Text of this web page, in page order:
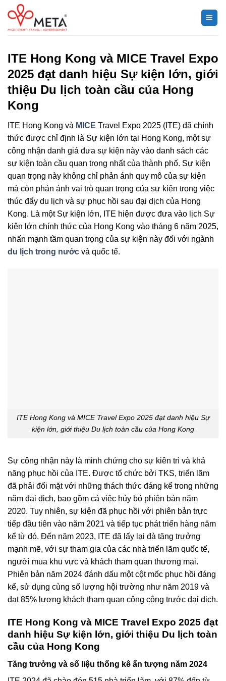
Chuyển
đến
nội
ITE Hong Kong và MICE Travel Expo
2025 đạt danh hiệu Sự kiện lớn, giới
thiệu Du lịch toàn cầu của Hong
Kong
ITE Hong Kong và MICE Travel Expo 2025 (ITE) đã chính
thức được chỉ định là Sự kiện lớn tại Hong Kong, một sự
công nhận danh giá đưa sự kiện này vào danh sách các
sự kiện toàn cầu quan trọng nhất của thành phố. Sự kiện
quan trọng này không chỉ phản ánh quy mô của sự kiện
mà còn phản ánh vai trò quan trọng của sự kiện trong việc
thúc đẩy du lịch và sự phục hồi sau đại dịch của Hong
Kong. Là một Sự kiện lớn, ITE hiện được đưa vào lịch Sự
kiện lớn chính thức của Hong Kong vào tháng 6 năm 2025,
nhấn mạnh tầm quan trọng của sự kiện này đối với ngành
du lịch trong nước và quốc tế.
ITE Hong Kong và MICE Travel Expo 2025 đạt danh hiệu Sự
kiện lớn, giới thiệu Du lịch toàn cầu của Hong Kong
Sự công nhận này là minh chứng cho sự kiên trì và khả
năng phục hồi của ITE. Được tổ chức bởi TKS, triển lãm
đã phải đối mặt với những thách thức đáng kể trong những
năm đại dịch, bao gồm cả việc hủy bỏ phiên bản năm
2020. Tuy nhiên, sự kiện đã phục hồi với phiên bản trực
tiếp đầu tiên vào năm 2021 và tiếp tục phát triển hàng năm
kể từ đó. Đến năm 2023, ITE đã lấy lại đà tăng trưởng
mạnh mẽ, với sự tham gia của các nhà triển lãm quốc tế,
người mua khu vực và khách tham quan thương mại.
Phiên bản năm 2024 đánh dấu một cột mốc phục hồi đáng
kể, sử dụng cùng số lượng hội trường như năm 2019 và
đạt 85% lượng khách tham quan công cộng trước đại dịch.
ITE Hong Kong và MICE Travel Expo 2025 đạt
danh hiệu Sự kiện lớn, giới thiệu Du lịch toàn
cầu của Hong Kong
Tăng trưởng và số liệu thống kê ấn tượng năm 2024